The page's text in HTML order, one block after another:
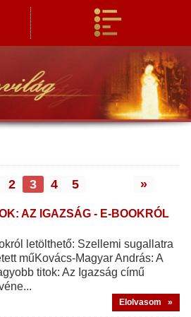
2 3 4 5 »
AZ IGAZSÁG - E-BOOKRÓL
letölthető: Szellemi sugallatra
műKovács-Magyar András: A
titok: Az Igazság című
Elolvasom »